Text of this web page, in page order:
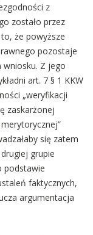
z
zostało przez
że powyższe
pozostaje
wniosku. Z jego
art. 7 § 1 KKW
„weryfikacji
zaskarżonej
się zatem
grupie
podstawie
faktycznych,
argumentacja